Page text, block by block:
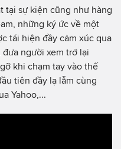
tại sự kiện cũng như hàng
những ký ức về một
tái hiện đầy cảm xúc qua
đưa người xem trở lại
khi chạm tay vào thế
tiên đầy lạ lẫm cùng
Yahoo,...